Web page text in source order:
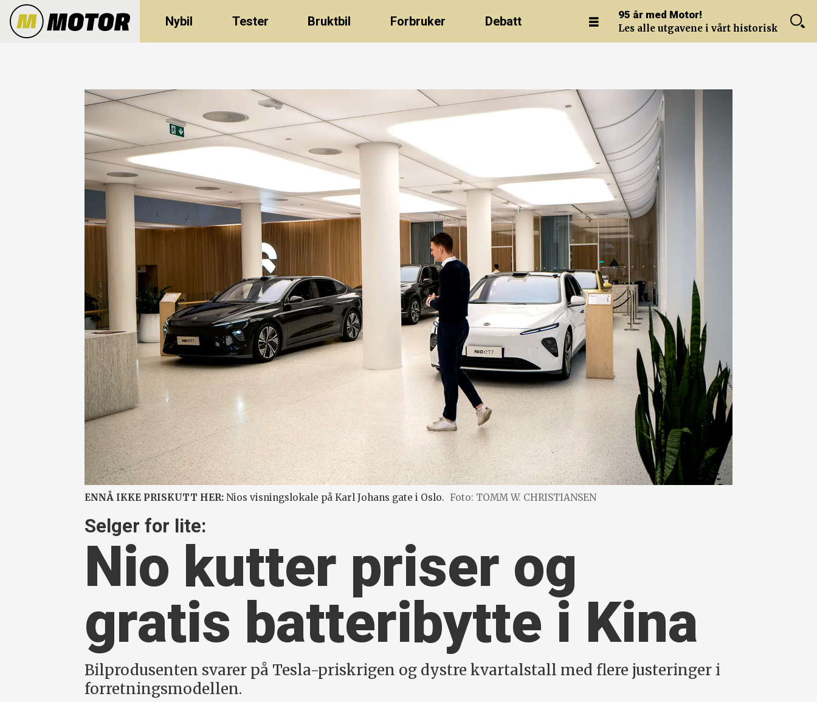
Nybil Tester Bruktbil Forbruker Debatt 95 år med Motor!
Les alle utgavene i vårt historiske arkiv.
ENNÅ IKKE PRISKUTT HER: Nios visningslokale på Karl Johans gate i Oslo. Foto: TOMM W. CHRISTIANSEN
Selger for lite:
Nio kutter priser og
gratis batteribytte i Kina
Bilprodusenten svarer på Tesla-priskrigen og dystre kvartalstall med flere justeringer i
forretningsmodellen.